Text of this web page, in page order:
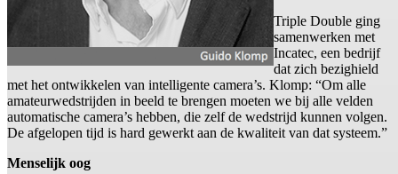
Triple Double ging
samenwerken met
Incatec, een bedrijf
dat zich bezighield
met het ontwikkelen van intelligente camera’s. Klomp: “Om alle
amateurwedstrijden in beeld te brengen moeten we bij alle velden
automatische camera’s hebben, die zelf de wedstrijd kunnen volgen.
De afgelopen tijd is hard gewerkt aan de kwaliteit van dat systeem.”
Menselijk oog